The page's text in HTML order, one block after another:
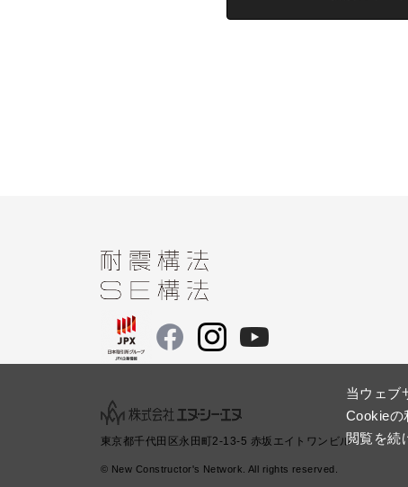
当ウェブ
Cookieの
閲覧を続
東京都千代田区永田町2-13-5 赤坂エイトワンビル
© New Constructor's Network. All rights reserved.